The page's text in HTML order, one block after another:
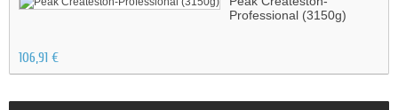
Professional (3150g)
106,91 €